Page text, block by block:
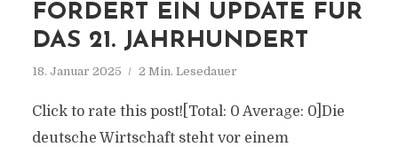
FORDERT EIN UPDATE FÜR
DAS 21. JAHRHUNDERT
18. Januar 2025 2 Min. Lesedauer
Click to rate this post![Total: 0 Average: 0]Die
deutsche Wirtschaft steht vor einem